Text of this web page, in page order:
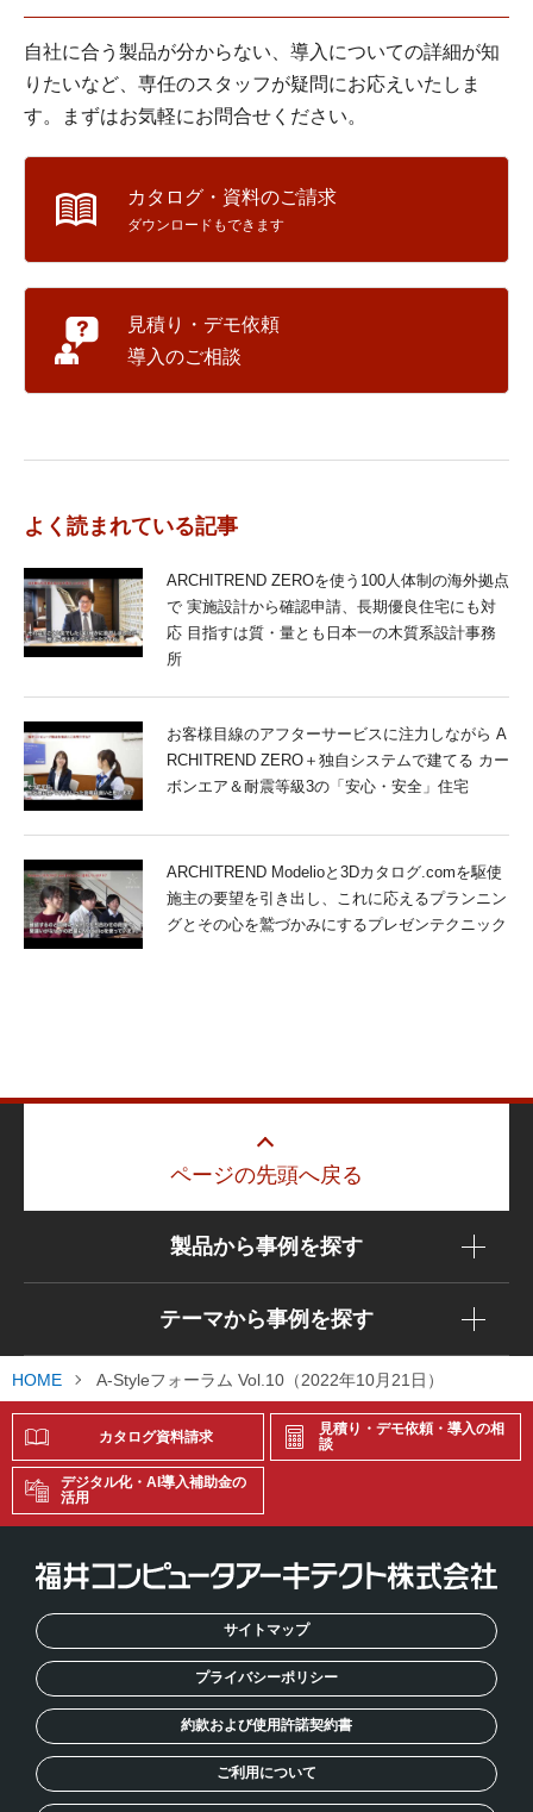
自社に合う製品が分からない、導入についての詳細が知
りたいなど、専任のスタッフが疑問にお応えいたしま
す。まずはお気軽にお問合せください。
カタログ・資料のご請求
ダウンロードもできます
見積り・デモ依頼
導入のご相談
よく読まれている記事
ARCHITREND ZEROを使う100人体制の海外拠点
で 実施設計から確認申請、長期優良住宅にも対
応 目指すは質・量とも日本一の木質系設計事務
所
お客様目線のアフターサービスに注力しながら A
RCHITREND ZERO＋独自システムで建てる カー
ボンエア＆耐震等級3の「安心・安全」住宅
ARCHITREND Modelioと3Dカタログ.comを駆使
施主の要望を引き出し、これに応えるプランニン
グとその心を鷲づかみにするプレゼンテクニック
ページの先頭へ戻る
製品から事例を探す
テーマから事例を探す
HOME A-Styleフォーラム Vol.10（2022年10月21日）
カタログ資料請求
見積り・デモ依頼・導入の相
談
デジタル化・AI導入補助金の
活用
サイトマップ
プライバシーポリシー
約款および使用許諾契約書
ご利用について